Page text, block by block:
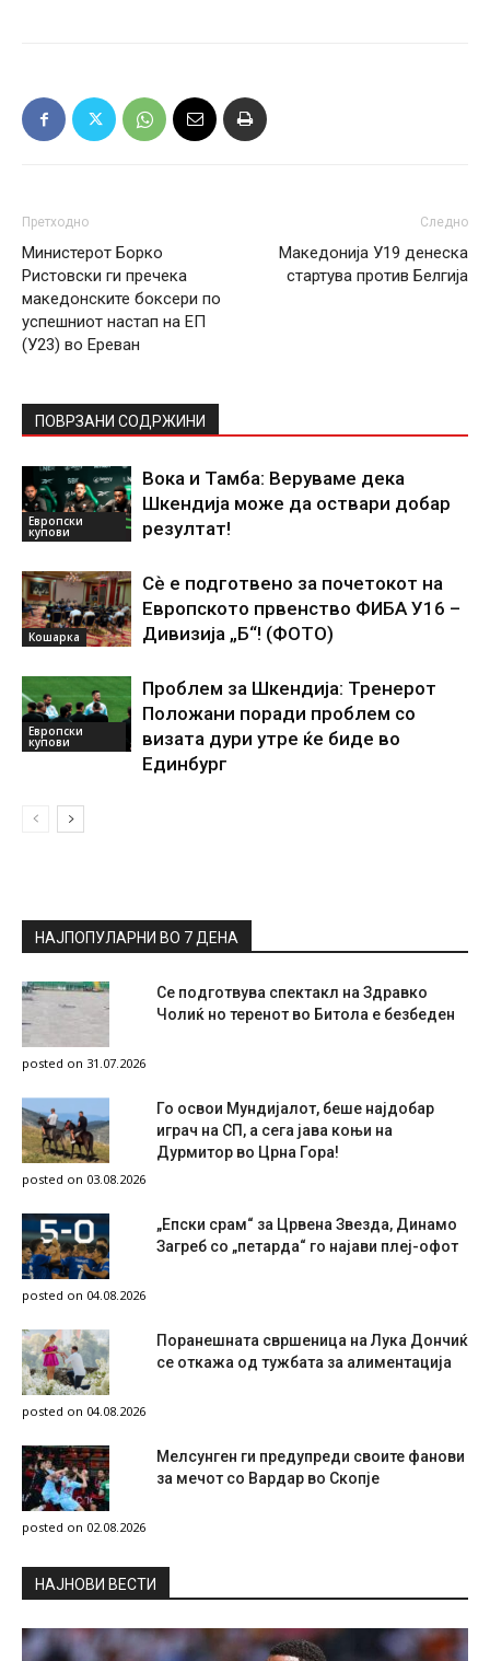
Претходно
Министерот Борко
Ристовски ги пречека
македонските боксери по
успешниот настап на ЕП
(У23) во Ереван
Следно
Македонија У19 денеска
стартува против Белгија
ПОВРЗАНИ СОДРЖИНИ
Европски
купови
Вока и Тамба: Веруваме дека
Шкендија може да оствари добар
резултат!
Кошарка
Сѐ е подготвено за почетокот на
Европското првенство ФИБА У16 –
Дивизија „Б“! (ФОТО)
Европски
купови
Проблем за Шкендија: Тренерот
Положани поради проблем со
визата дури утре ќе биде во
Единбург
НАЈПОПУЛАРНИ ВО 7 ДЕНА
Се подготвува спектакл на Здравко
Чолиќ но теренот во Битола е безбеден
posted on 31.07.2026
Го освои Мундијалот, беше најдобар
играч на СП, а сега јава коњи на
Дурмитор во Црна Гора!
posted on 03.08.2026
„Епски срам“ за Црвена Звезда, Динамо
Загреб со „петарда“ го најави плеј-офот
posted on 04.08.2026
Поранешната свршеница на Лука Дончиќ
се откажа од тужбата за алиментација
posted on 04.08.2026
Мелсунген ги предупреди своите фанови
за мечот со Вардар во Скопје
posted on 02.08.2026
НAЈНОВИ ВЕСТИ